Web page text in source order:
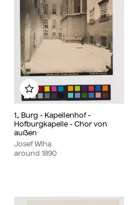
1., Burg - Kapellenhof -
Hofburgkapelle - Chor von
außen
Josef Wlha
around 1890
Add to my album